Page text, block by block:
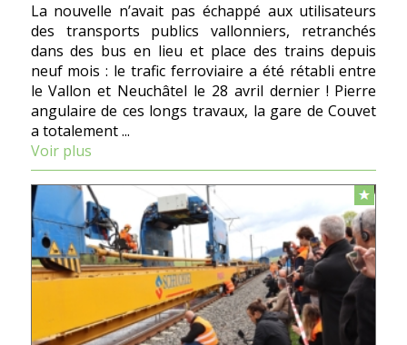
La nouvelle n’avait pas échappé aux utilisateurs
des transports publics vallonniers, retranchés
dans des bus en lieu et place des trains depuis
neuf mois : le trafic ferroviaire a été rétabli entre
le Vallon et Neuchâtel le 28 avril dernier ! Pierre
angulaire de ces longs travaux, la gare de Couvet
a totalement ...
Voir plus